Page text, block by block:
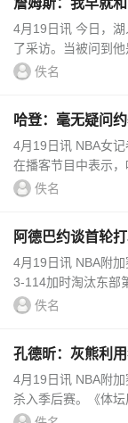
詹姆斯：我早就
也不知道自己怎
4月19日讯 今日，
了采访。当被问到他
属握手手势的，詹姆
佚名
哈登：毫无疑问
都想看亚历山大
4月19日讯 NBA女
在播客节目中表示，
望亚历山大获得MVP
佚名
阿德巴约谈首轮
客场拿下一场胜利
4月19日讯 NBA附
3-114加时淘汰东部
对阵东部第一的骑士
佚名
孔德昕：灰熊利
24分 莫兰特带伤
4月19日讯 NBA附
杀入季后赛。《体坛
道：”莫兰特带伤复